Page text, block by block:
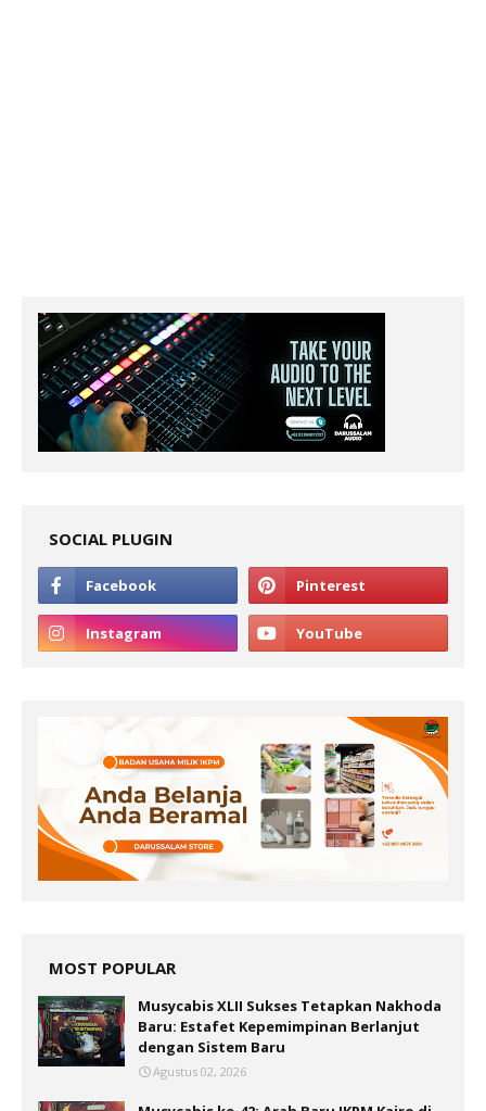
SOCIAL PLUGIN
MOST POPULAR
Musycabis XLII Sukses Tetapkan Nakhoda
Baru: Estafet Kepemimpinan Berlanjut
dengan Sistem Baru
Agustus 02, 2026